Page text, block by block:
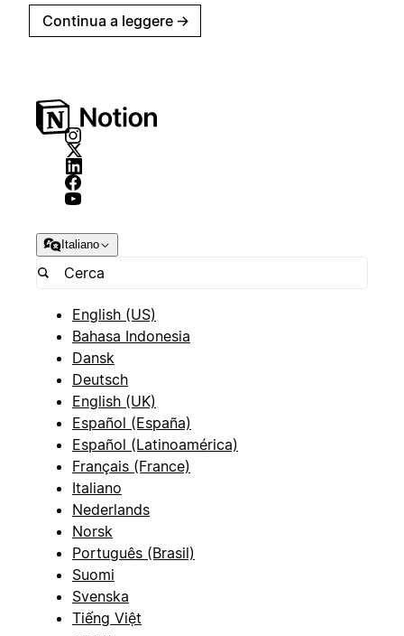
Continua a leggere →
Italiano
English (US)
Bahasa Indonesia
Dansk
Deutsch
English (UK)
Español (España)
Español (Latinoamérica)
Français (France)
Italiano
Nederlands
Norsk
Português (Brasil)
Suomi
Svenska
Tiếng Việt